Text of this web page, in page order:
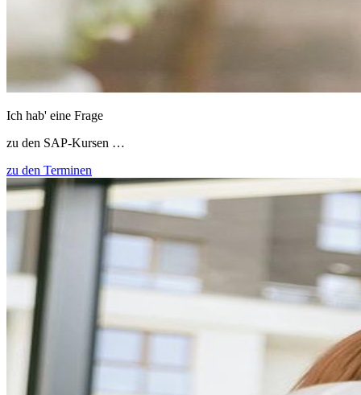
Ich hab' eine Frage
zu den SAP-Kursen …
zu den Terminen